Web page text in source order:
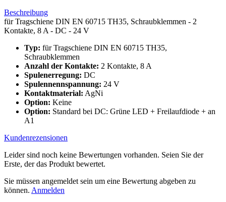
Beschreibung
für Tragschiene DIN EN 60715 TH35, Schraubklemmen - 2
Kontakte, 8 A - DC - 24 V
Typ: für Tragschiene DIN EN 60715 TH35,
Schraubklemmen
Anzahl der Kontakte: 2 Kontakte, 8 A
Spulenerregung: DC
Spulennennspannung: 24 V
Kontaktmaterial: AgNi
Option: Keine
Option: Standard bei DC: Grüne LED + Freilaufdiode + an
A1
Kundenrezensionen
Leider sind noch keine Bewertungen vorhanden. Seien Sie der
Erste, der das Produkt bewertet.
Sie müssen angemeldet sein um eine Bewertung abgeben zu
können. Anmelden